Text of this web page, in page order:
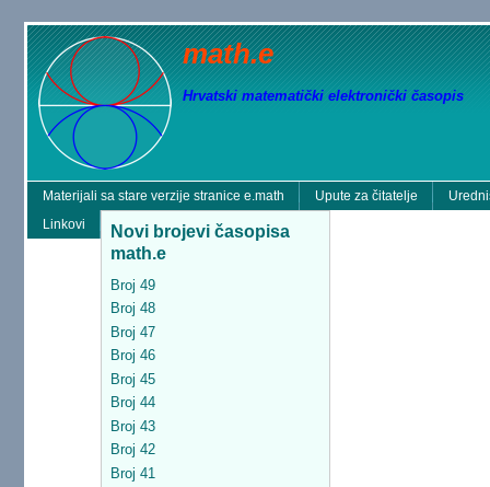
math.e
Hrvatski matematički elektronički časopis
Materijali sa stare verzije stranice e.math Upute za čitatelje
Linkovi
Novi brojevi časopisa
math.e
Broj 49
Broj 48
Broj 47
Broj 46
Broj 45
Broj 44
Broj 43
Broj 42
Broj 41